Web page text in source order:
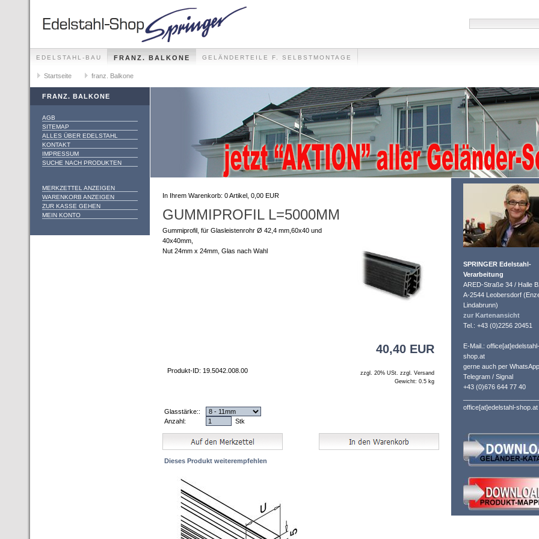
EDELSTAHL-BAU FRANZ. BALKONE GELÄNDERTEILE F. SELBSTMONTAGE
GELÄNDER-SETS FÜR ALLE MONTAGEMÖGLICHKEITEN
Startseite franz. Balkone
FRANZ. BALKONE
AGB
SITEMAP
ALLES ÜBER EDELSTAHL
KONTAKT
IMPRESSUM
SUCHE NACH PRODUKTEN
MERKZETTEL ANZEIGEN
WARENKORB ANZEIGEN
ZUR KASSE GEHEN
MEIN KONTO
In Ihrem Warenkorb: 0Artikel, 0,00 EUR
GUMMIPROFIL L=5000MM
Gummiprofil, für Glasleistenrohr Ø 42,4 mm,60x40 und
40x40mm,
Nut 24mm x 24mm, Glas nach Wahl
40,40 EUR
Produkt-ID: 19.5042.008.00
zzgl. 20% USt. zzgl. Versand
Gewicht: 0.5 kg
Glasstärke::
Anzahl:
Stk
Dieses Produkt weiterempfehlen
SPRINGER Edelstahl-
Verarbeitung
ARED-Straße 34 / Halle
A-2544 Leobersdorf
Lindabrunn)
zur Kartenansicht
Tel.: +43 (0)2256 20451
E-Mail.: office[at]edelstahl-
shop.at
gerne auch per
Telegram / Signal
+43 (0)676 644 77 40
office[at]edelstahl-shop.at